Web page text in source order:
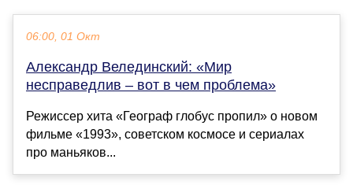
06:00, 01 Окт
Александр Велединский: «Мир
несправедлив – вот в чем проблема»
Режиссер хита «Географ глобус пропил» о новом
фильме «1993», советском космосе и сериалах
про маньяков...